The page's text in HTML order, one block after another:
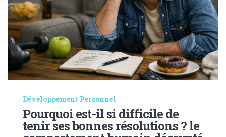
Développement Personnel
Pourquoi est-il si difficile de
tenir ses bonnes résolutions ? le